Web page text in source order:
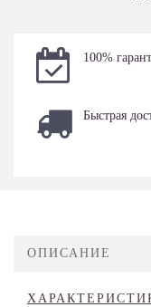
100%
Быстрая
ОПИСАНИЕ